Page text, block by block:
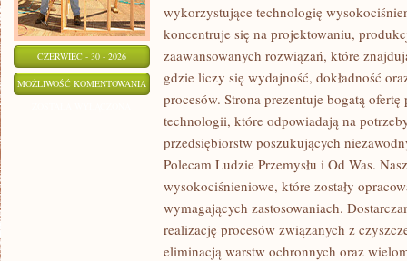
CZERWIEC - 30 - 2026
MOŻLIWOŚĆ KOMENTOWANIA ENERGETYKA
ZASOBY
wykorzystujące technologię
koncentruje się na projektowaniu,
zaawansowanych rozwiązań, które
gdzie liczy się wydajność, dokładność
procesów. Strona prezentuje bogatą ofertę
technologii, które odpowiadają na
przedsiębiorstw poszukujących
Polecam Ludzie Przemysłu i Od Was.
wysokociśnieniowe, które zostały
wymagających zastosowaniach.
realizację procesów związanych z
eliminacją warstw ochronnych oraz